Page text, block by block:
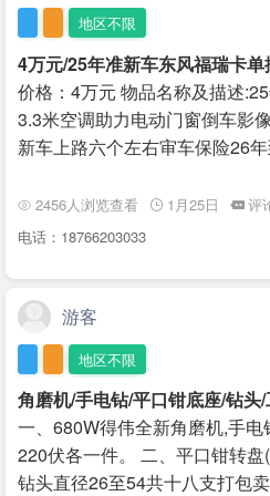
地区不限
4万元/25年准新车东风福瑞卡
价格：4万元 物品名称及描述
3.3米空调助力电动门窗倒车影
新车上路六个左右审车保险26
2456人浏览查看 1月25日
评
电话：18766203033
游客
地区不限
角磨机/手电钻/平口钳底座/钻头
一、680W得伟全新角磨机,手
220伏各一件。 二、平口钳转盘
钻头直径26至54共十八支打包